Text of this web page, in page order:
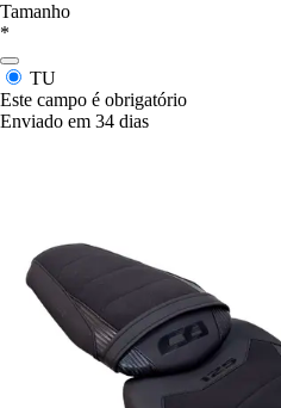
Tamanho
*
TU
Este campo é obrigatório
Enviado em 34 dias